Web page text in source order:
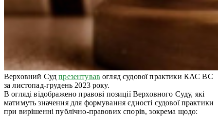
Верховний Судпрезентував огляд судової практики КАС ВС
за листопад-грудень 2023 року.
В огляді відображено правові позиції Верховного Суду, які
матимуть значення для формування єдності судової практики
при вирішенні публічно-правових спорів, зокрема щодо: